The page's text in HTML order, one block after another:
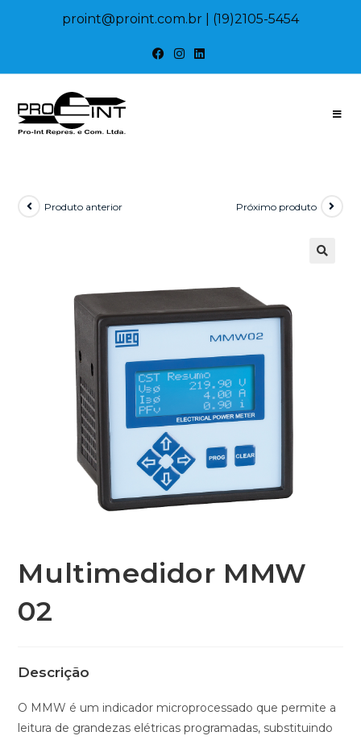
proint@proint.com.br | (19)2105-5454
Produto anterior Próximo produto
Multimedidor MMW
02
Descrição
O MMW é um indicador microprocessado que permite a
leitura de grandezas elétricas programadas, substituindo